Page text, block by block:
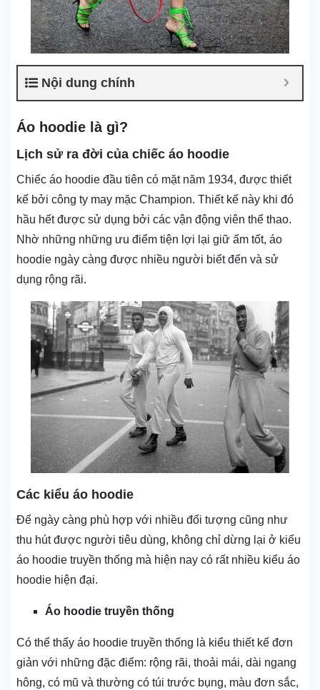
Nội dung chính
Áo hoodie là gì?
Lịch sử ra đời của chiếc áo hoodie
Chiếc áo hoodie đầu tiên có mặt năm 1934, được thiết
kế bởi công ty may mặc Champion. Thiết kế này khi đó
hầu hết được sử dụng bởi các vận động viên thể thao.
Nhờ những những ưu điểm tiện lợi lại giữ ấm tốt, áo
hoodie ngày càng được nhiều người biết đến và sử
dụng rộng rãi.
Các kiểu áo hoodie
Để ngày càng phù hợp với nhiều đối tượng cũng như
thu hút được người tiêu dùng, không chỉ dừng lại ở kiểu
áo hoodie truyền thống mà hiện nay có rất nhiều kiểu áo
hoodie hiện đại.
Áo hoodie truyền thống
Có thể thấy áo hoodie truyền thống là kiểu thiết kế đơn
giản với những đặc điểm: rộng rãi, thoải mái, dài ngang
hông, có mũ và thường có túi trước bụng, màu đơn sắc,